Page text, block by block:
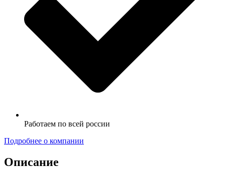
Работаем по всей россии
Подробнее о компании
Описание